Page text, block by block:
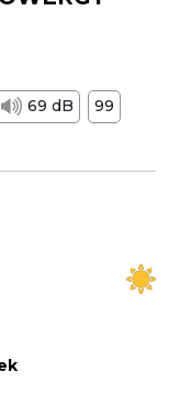
69 dB
99